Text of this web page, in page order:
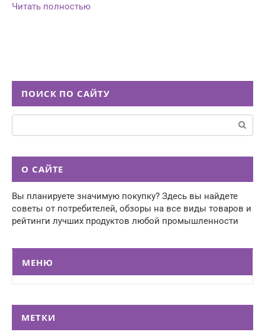
Читать полностью
ПОИСК ПО САЙТУ
Поиск:
О САЙТЕ
Вы планируете значимую покупку? Здесь вы найдете
советы от потребителей, обзоры на все виды товаров и
рейтинги лучших продуктов любой промышленности
МЕНЮ
МЕТКИ